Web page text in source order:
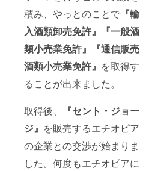
積み、やっとのことで 『輸
入酒類卸売免許』『一般酒
類小売業免許』『通信販売
酒類小売業免許』 を取得す
ることが出来ました。
取得後、
『セント・ジョー
ジ』 を販売するエチオピア
の企業との交渉が始まりま
した。何度もエチオピアに